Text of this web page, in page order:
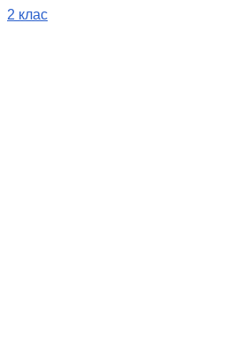
2 клас